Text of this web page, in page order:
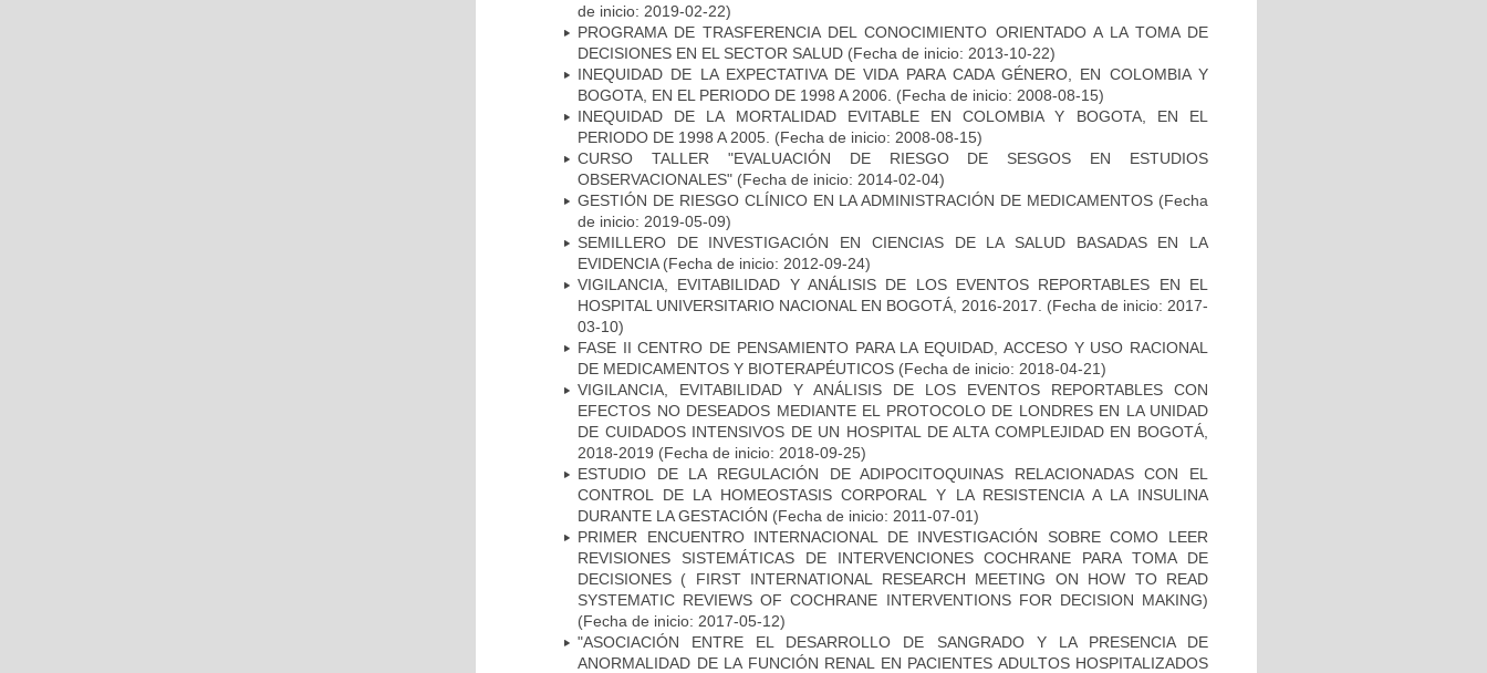
de inicio: 2019-02-22)
PROGRAMA DE TRASFERENCIA DEL CONOCIMIENTO ORIENTADO A LA TOMA DE
DECISIONES EN EL SECTOR SALUD (Fecha de inicio: 2013-10-22)
INEQUIDAD DE LA EXPECTATIVA DE VIDA PARA CADA GÉNERO, EN COLOMBIA Y
BOGOTA, EN EL PERIODO DE 1998 A 2006. (Fecha de inicio: 2008-08-15)
INEQUIDAD DE LA MORTALIDAD EVITABLE EN COLOMBIA Y BOGOTA, EN EL
PERIODO DE 1998 A 2005. (Fecha de inicio: 2008-08-15)
CURSO TALLER "EVALUACIÓN DE RIESGO DE SESGOS EN ESTUDIOS
OBSERVACIONALES" (Fecha de inicio: 2014-02-04)
GESTIÓN DE RIESGO CLÍNICO EN LA ADMINISTRACIÓN DE MEDICAMENTOS (Fecha
de inicio: 2019-05-09)
SEMILLERO DE INVESTIGACIÓN EN CIENCIAS DE LA SALUD BASADAS EN LA
EVIDENCIA(Fecha de inicio: 2012-09-24)
VIGILANCIA, EVITABILIDAD Y ANÁLISIS DE LOS EVENTOS REPORTABLES EN EL
HOSPITAL UNIVERSITARIO NACIONAL EN BOGOTÁ, 2016-2017.
(Fecha de inicio: 2017-
03-10)
FASE II CENTRO DE PENSAMIENTO PARA LA EQUIDAD, ACCESO Y USO RACIONAL
DE MEDICAMENTOS Y BIOTERAPÉUTICOS (Fecha de inicio: 2018-04-21)
VIGILANCIA, EVITABILIDAD Y ANÁLISIS DE LOS EVENTOS REPORTABLES CON
EFECTOS NO DESEADOS MEDIANTE EL PROTOCOLO DE LONDRES EN LA UNIDAD
DE CUIDADOS INTENSIVOS DE UN HOSPITAL DE ALTA COMPLEJIDAD EN BOGOTÁ,
2018-2019 (Fecha de inicio: 2018-09-25)
ESTUDIO DE LA REGULACIÓN DE ADIPOCITOQUINAS RELACIONADAS CON EL
CONTROL DE LA HOMEOSTASIS CORPORAL Y LA RESISTENCIA A LA INSULINA
DURANTE LA GESTACIÓN (Fecha de inicio: 2011-07-01)
PRIMER ENCUENTRO INTERNACIONAL DE INVESTIGACIÓN SOBRE COMO LEER
REVISIONES SISTEMÁTICAS DE INTERVENCIONES COCHRANE PARA TOMA DE
DECISIONES ( FIRST INTERNATIONAL RESEARCH MEETING ON HOW TO READ
SYSTEMATIC REVIEWS OF COCHRANE INTERVENTIONS FOR DECISION MAKING)
(Fecha de inicio: 2017-05-12)
"ASOCIACIÓN ENTRE EL DESARROLLO DE SANGRADO Y LA PRESENCIA DE
ANORMALIDAD DE LA FUNCIÓN RENAL EN PACIENTES ADULTOS HOSPITALIZADOS